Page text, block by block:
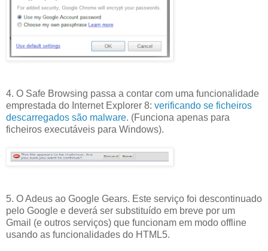
4. O Safe Browsing passa a contar com uma funcionalidade
emprestada do Internet Explorer 8: verificando se ficheiros
descarregados são malware. (Funciona apenas para
ficheiros executáveis para Windows).
5. O Adeus ao Google Gears. Este serviço foi descontinuado
pelo Google e deverá ser substituído em breve por um
Gmail (e outros serviços) que funcionam em modo offline
usando as funcionalidades do HTML5.